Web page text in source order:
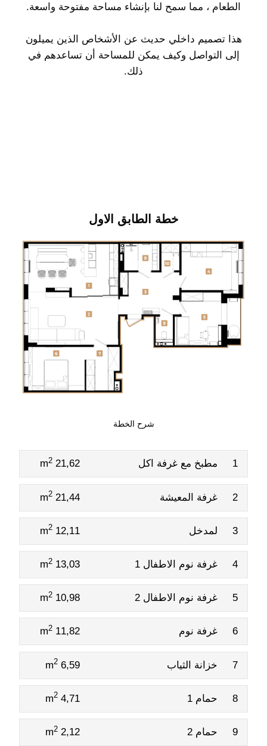
الطعام ، مما سمح لنا بإنشاء مساحة مفتوحة واسعة.
هذا تصميم داخلي حديث عن الأشخاص الذين يميلون
إلى التواصل وكيف يمكن للمساحة أن تساعدهم في
ذلك.
خطة الطابق الاول
شرح الخطة
1 مطبخ مع غرفة اكل 21,62 m
2
2 غرفة المعيشة 21,44 m
2
3 لمدخل 12,11 m
2
4 غرفة نوم الاطفال 1 13,03 m
2
5 غرفة نوم الاطفال 2 10,98 m
2
6 غرفة نوم 11,82 m
2
7 خزانة الثياب 6,59 m
2
8 حمام 1 4,71 m
2
9 حمام 2 2,12 m
2